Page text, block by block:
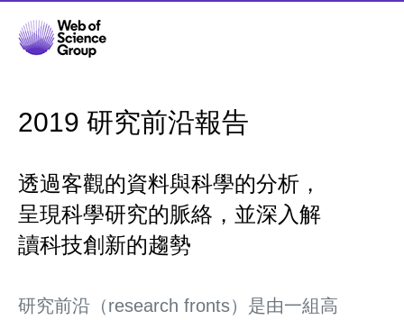
2019 研究前沿報告
透過客觀的資料與科學的分析，
呈現科學研究的脈絡，並深入解
讀科技創新的趨勢
研究前沿（research fronts）是由一組高